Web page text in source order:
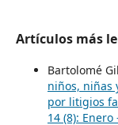
Artículos más
Bartolomé
niños, niñas
por litigios
14 (8): Enero